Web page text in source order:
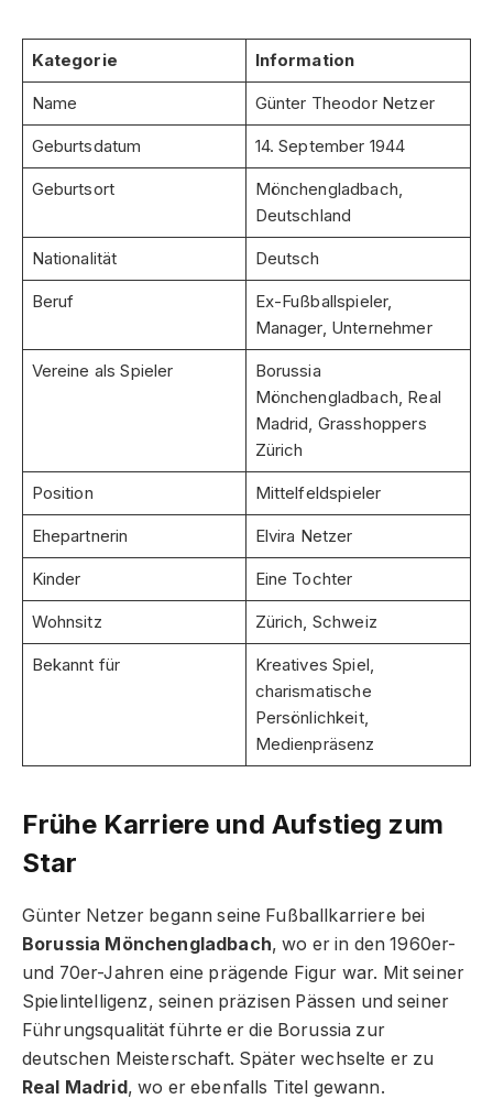
Kategorie Information
Name Günter Theodor Netzer
Geburtsdatum 14. September 1944
Geburtsort
Mönchengladbach,
Deutschland
Nationalität Deutsch
Beruf
Ex-Fußballspieler,
Manager, Unternehmer
Vereine als Spieler
Borussia
Mönchengladbach, Real
Madrid, Grasshoppers
Zürich
Position Mittelfeldspieler
Ehepartnerin Elvira Netzer
Kinder Eine Tochter
Wohnsitz Zürich, Schweiz
Bekannt für
Kreatives Spiel,
charismatische
Persönlichkeit,
Medienpräsenz
Frühe Karriere und Aufstieg zum
Star
Günter Netzer begann seine Fußballkarriere bei
Borussia Mönchengladbach, wo er in den 1960er-
und 70er-Jahren eine prägende Figur war. Mit seiner
Spielintelligenz, seinen präzisen Pässen und seiner
Führungsqualität führte er die Borussia zur
deutschen Meisterschaft. Später wechselte er zu
Real Madrid, wo er ebenfalls Titel gewann.